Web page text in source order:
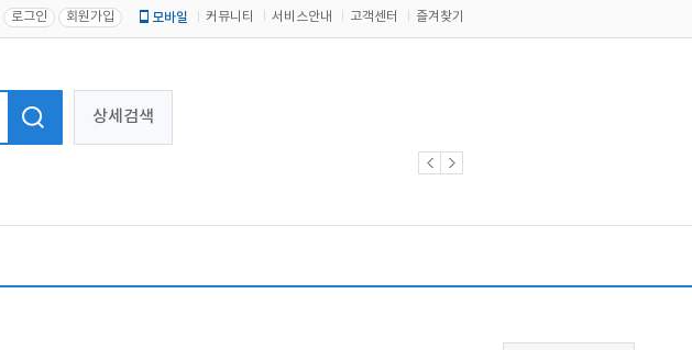
로그인 회원가입 모바일 커뮤니티 서비스안내 고객센터 즐겨찾기
상세검색